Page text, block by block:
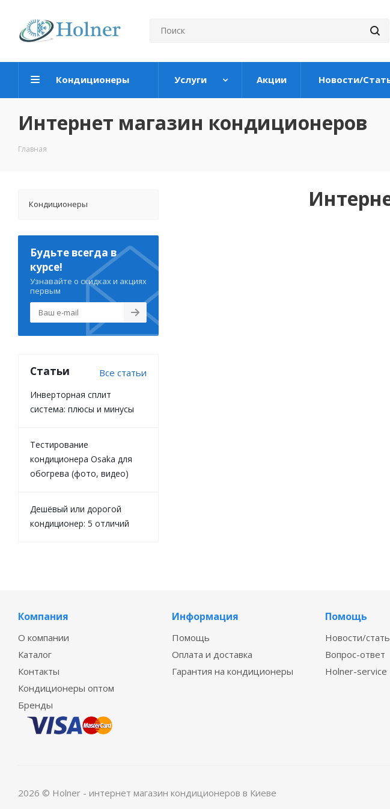
Кондиционеры Услуги Акции Новости/
Интернет магазин кондиционеров
Главная
Кондиционеры
Будьте всегда в
курсе!
Узнавайте о скидках и акциях
первым
Статьи Все статьи
Инверторная сплит
система: плюсы и минусы
Тестирование
кондиционера Osaka для
обогрева (фото, видео)
Дешёвый или дорогой
кондиционер: 5 отличий
Компания
О компании
Каталог
Контакты
Кондиционеры оптом
Бренды
Информация
Помощь
Оплата и доставка
Гарантия на кондиционеры
Помощь
Новости/
Вопрос-ответ
Holner-service
2026 © Holner - интернет магазин кондиционеров в Киеве